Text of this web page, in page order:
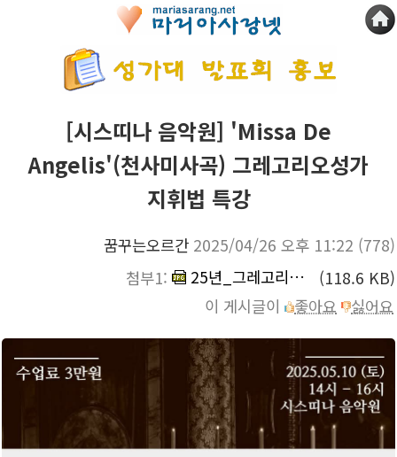
[시스띠나 음악원] 'Missa De
Angelis'(천사미사곡) 그레고리오성가
지휘법 특강
꿈꾸는오르간 2025/04/26 오후 11:22 (778)
첨부1:
25년_그레고리오성가_지휘법특강.jpg
(118.6 KB)
이 게시글이
좋아요 싫어요